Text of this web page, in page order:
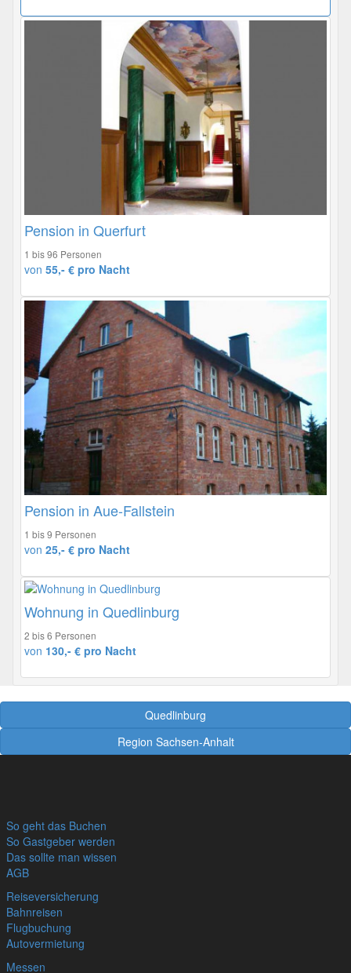
Pension in Querfurt
1 bis 96 Personen
von 55,- € pro Nacht
Pension in Aue-Fallstein
1 bis 9 Personen
von 25,- € pro Nacht
Wohnung in Quedlinburg
2 bis 6 Personen
von 130,- € pro Nacht
Quedlinburg
Region Sachsen-Anhalt
So geht das Buchen
So Gastgeber werden
Das sollte man wissen
AGB
Reiseversicherung
Bahnreisen
Flugbuchung
Autovermietung
Messen